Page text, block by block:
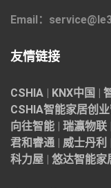
Email：
友情链接
CSHIA KNX中国
CSHIA智能家居创
向往智能
瑞瀛物联
君和睿通
威士丹利
科力屋
悠达智能家